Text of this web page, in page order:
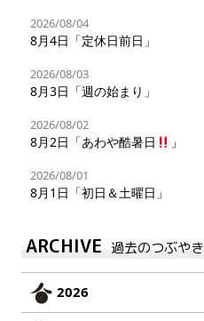
2026/08/04
8月4日「定休日前日」
2026/08/03
8月3日「週の始まり」
2026/08/02
8月2日「あわや酷暑日 」
2026/08/01
8月1日「初日＆土曜日」
ARCHIVE 過去のつぶやき
2026